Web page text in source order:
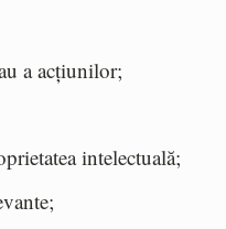
a acțiunilor;
intelectuală;